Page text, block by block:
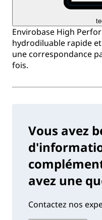
Envirobase High
hydrodiluable rapide
une correspondance
fois.
Vous avez
avez une
Contactez nos